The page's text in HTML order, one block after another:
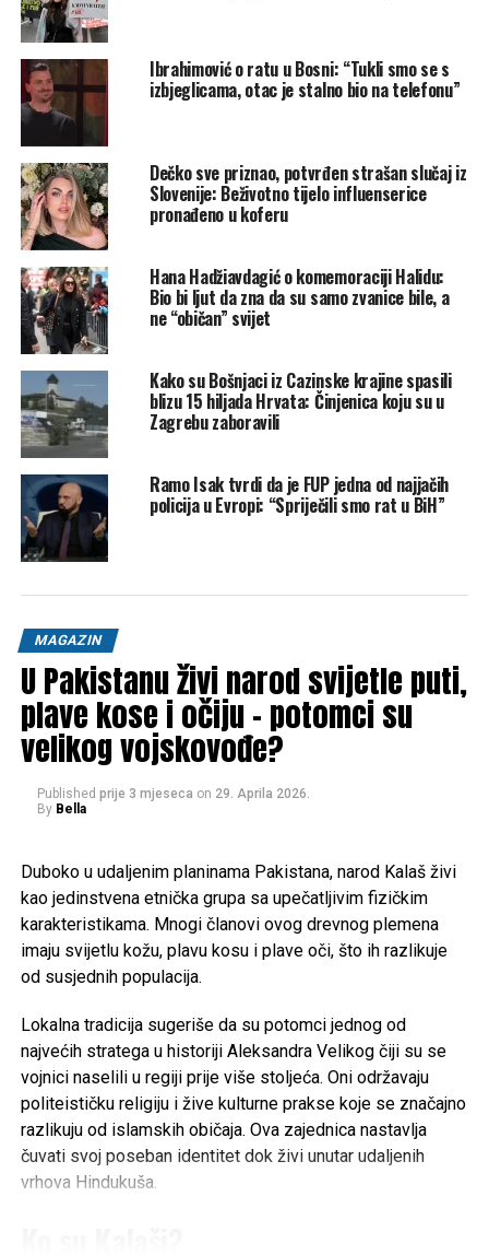
se nikada nikome ne ponovi. To je bilo moje djetinjstvo”,
napisala je Hana.Također, Hana se nedavno na Instagram
profilu prisjetila ratnog djetinjstva.
Naime, ona je ovom objavom prvo podsjetila da je Sarajevo
olimpijskih igara, ali i da je pogrešna politika nekoliko
godina kasnije uništila njeno djetinjstvo.
“41 godina od kada je Sarajevo bilo centar svijeta i kada je
Vučko postao planetarno poznata maskota. Samo nekoliko
godina kasnije neki loši ljudi i pogrešna politika uništili su
moje djetinjstvo, a u smrt odveli 1.601 sarajevsko dijete”,
napisala je na početku objave.
View this post on Instagram
A post shared by Hana
Hadžiavdagić (@hana)
Snimak koji je podijelila na Instagramu su zapravo kadrovi
djecu koja su živjela u Sarajevu tokom opsade.Na snimku je
moguće vidjeti djecu koja se igraju na igralištu, a među
kojima je i Hana u žutoj majici.
Klix
Mail
HANA HADŽIAVDAGIĆ
INFLUENCERICA
RAT U BIH
Šta se događa s vašim tijelom ukoliko ne pijete dovoljno
vode
DON'T MISS
Uhapšen hrvatski muzičar Mile Kekin
Ibrahimović o ratu u Bosni: “Tukli smo se s
izbjeglicama, otac je stalno bio na telefonu”
Dečko sve priznao, potvrđen strašan slučaj iz
Slovenije: Beživotno tijelo influenserice
pronađeno u koferu
Hana Hadžiavdagić o komemoraciji Halidu:
Bio bi ljut da zna da su samo zvanice bile, a
ne “običan” svijet
Kako su Bošnjaci iz Cazinske krajine spasili
blizu 15 hiljada Hrvata: Činjenica koju su u
Zagrebu zaboravili
Ramo Isak tvrdi da je FUP jedna od najjačih
policija u Evropi: “Spriječili smo rat u BiH”
MAGAZIN
U Pakistanu živi narod svijetle puti,
plave kose i očiju – potomci su
velikog vojskovođe?
Published prije 3 mjeseca on 29. Aprila 2026.
By Bella
Duboko u udaljenim planinama Pakistana, narod Kalaš živi
kao jedinstvena etnička grupa sa upečatljivim fizičkim
karakteristikama. Mnogi članovi ovog drevnog plemena
imaju svijetlu kožu, plavu kosu i plave oči, što ih razlikuje
od susjednih populacija.
Lokalna tradicija sugeriše da su potomci jednog od
najvećih stratega u historiji Aleksandra Velikog čiji su se
vojnici naselili u regiji prije više stoljeća. Oni održavaju
politeističku religiju i žive kulturne prakse koje se značajno
razlikuju od islamskih običaja. Ova zajednica nastavlja
čuvati svoj poseban identitet dok živi unutar udaljenih
vrhova Hindukuša.